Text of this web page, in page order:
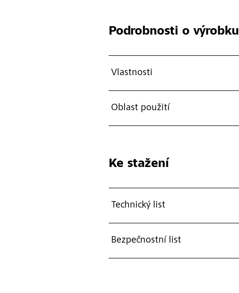
Podrobnosti o výrobku
Vlastnosti
Oblast použití
Ke stažení
Technický list
Bezpečnostní list